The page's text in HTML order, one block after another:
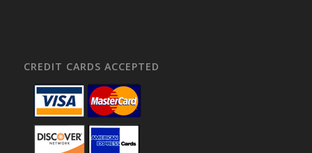
CREDIT CARDS ACCEPTED